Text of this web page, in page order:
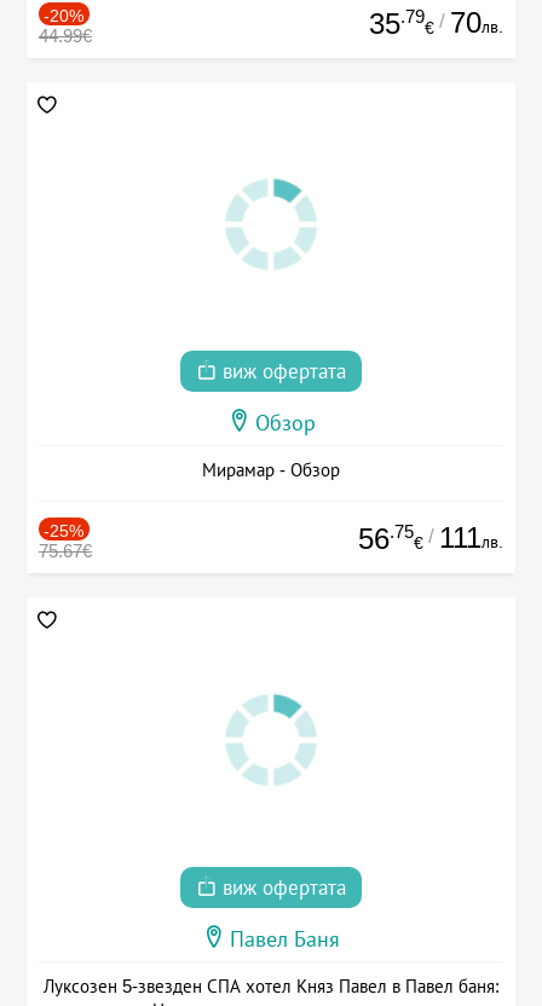
-20%
44.99€ 35.79
€ / 70лв.
виж офертата
Обзор
Мирамар - Обзор
-25%
75.67€ 56.75
€ / 111лв.
виж офертата
Павел Баня
Луксозен 5-звезден СПА хотел Княз Павел в Павел баня: